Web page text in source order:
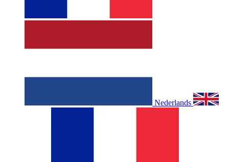
Nederlands